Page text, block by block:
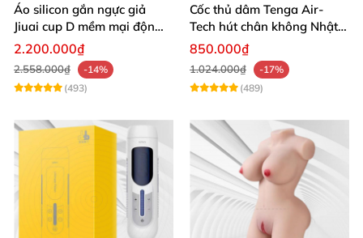
Áo silicon gắn ngực giả
Jiuai cup D mềm mại độn
ngực tự nhiên cho nam
2.200.000₫
2.558.000₫
-14%
(493)
Cốc thủ dâm Tenga Air-
Tech hút chân không Nhật
Bản, silicone an toàn
850.000₫
1.024.000₫
-17%
(489)